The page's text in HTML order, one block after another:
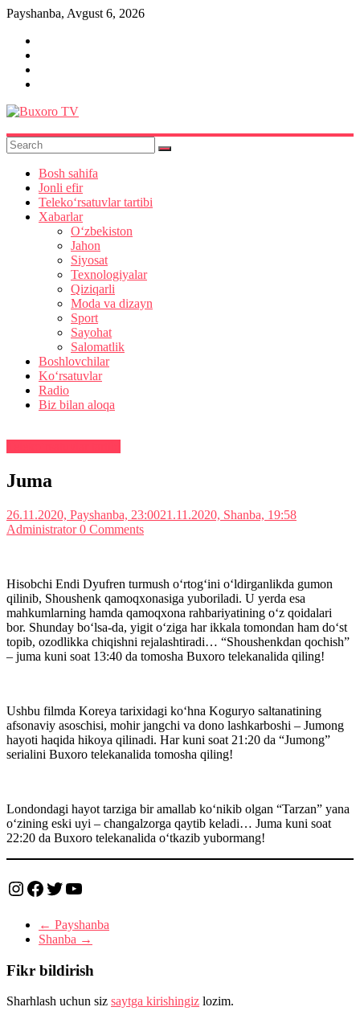
Skip
content
Payshanba, Avgust 6, 2026
Buxoro
TV
Bosh sahifa
Jonli efir
Teleko‘rsatuvlar tartibi
Xabarlar
O‘zbekiston
Jahon
Siyosat
Texnologiyalar
Qiziqarli
Moda va dizayn
Sport
Sayohat
Salomatlik
Boshlovchilar
Ko‘rsatuvlar
Radio
Biz bilan aloqa
Juma
26.11.2020, Payshanba, 23:0021.11.2020, Shanba, 19:58
Administrator0 Comments
Hisobchi Endi Dyufren turmush o‘rtog‘ini o‘ldirganlikda gumon
qilinib, Shoushenk qamoqxonasiga yuboriladi. U yerda esa
mahkumlarning hamda qamoqxona rahbariyatining o‘z qoidalari
bor. Shunday bo‘lsa-da, yigit o‘ziga har ikkala tomondan ham do‘st
topib, ozodlikka chiqishni rejalashtiradi… “Shoushenkdan qochish”
– juma kuni soat 13:40 da tomosha Buxoro telekanalida qiling!
Ushbu filmda Koreya tarixidagi ko‘hna Koguryo saltanatining
afsonaviy asoschisi, mohir jangchi va dono lashkarboshi – Jumong
hayoti haqida hikoya qilinadi. Har kuni soat 21:20 da “Jumong”
serialini Buxoro telekanalida tomosha qiling!
Londondagi hayot tarziga bir amallab ko‘nikib olgan “Tarzan” yana
o‘zining eski uyi – changalzorga qaytib keladi… Juma kuni soat
22:20 da Buxoro telekanalida o‘tkazib yubormang!
Instagram
Facebook
Twitter
YouTube
← Payshanba
Shanba →
Fikr bildirish
Sharhlash uchun siz saytga kirishingiz lozim.